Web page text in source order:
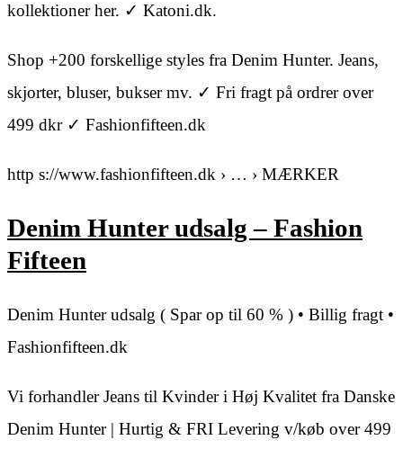
kollektioner her. ✓ Katoni.dk.
Shop +200 forskellige styles fra Denim Hunter. Jeans,
skjorter, bluser, bukser mv. ✓ Fri fragt på ordrer over
499 dkr ✓ Fashionfifteen.dk
http s://www.fashionfifteen.dk › … › MÆRKER
Denim Hunter udsalg – Fashion
Fifteen
Denim Hunter udsalg ( Spar op til 60 % ) • Billig fragt •
Fashionfifteen.dk
Vi forhandler Jeans til Kvinder i Høj Kvalitet fra Danske
Denim Hunter | Hurtig & FRI Levering v/køb over 499